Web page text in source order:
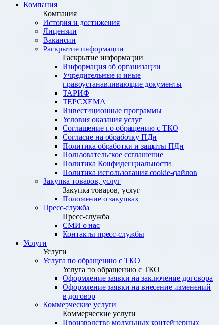
Компания
Компания
История и достижения
Лицензии
Вакансии
Раскрытие информации
Раскрытие информации
Информация об организации
Учредительные и иные
правоустанавливающие документы
ТАРИФ
ТЕРСХЕМА
Инвестиционные программы
Условия оказания услуг
Соглашение по обращению с ТКО
Согласие на обработку ПДн
Политика обработки и защиты ПДн
Пользовательское соглашение
Политика Конфиденциальности
Политика использования cookie-файлов
Закупка товаров, услуг
Закупка товаров, услуг
Положение о закупках
Пресс-служба
Пресс-служба
СМИ о нас
Контакты пресс-службы
Услуги
Услуги
Услуга по обращению с ТКО
Услуга по обращению с ТКО
Оформление заявки на заключение договора
Оформление заявки на внесение изменений
в договор
Коммерческие услуги
Коммерческие услуги
Производство модульных контейнерных